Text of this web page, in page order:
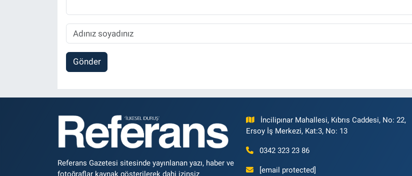
Gönder
Referans Gazetesi sitesinde yayınlanan yazı, haber ve
fotoğraflar kaynak gösterilerek dahi izinsiz
İncilipınar Mahallesi, Kıbrıs Caddesi, No: 22,
Ersoy İş Merkezi, Kat:3, No: 13
0342 323 23 86
[email protected]